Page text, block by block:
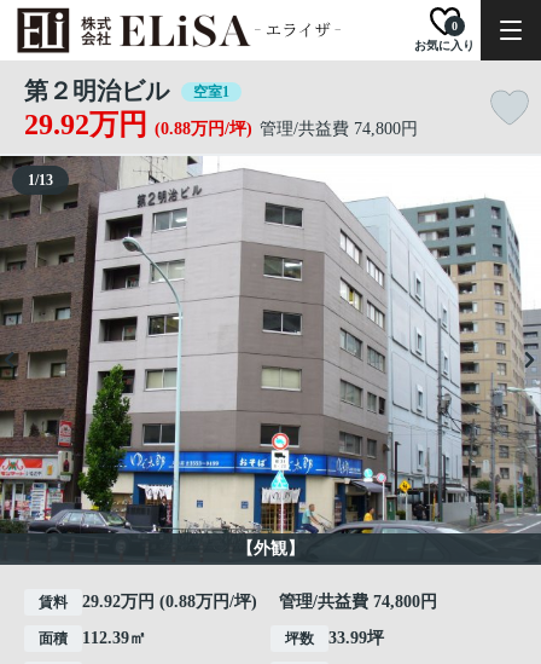
お気に入り
0
第２明治ビル 空室1
29.92万円 (0.88万円/坪) 管理/共益費 74,800円
【外観】
1/13
賃料 29.92万円 (0.88万円/坪) 管理/共益費 74,800円
面積 112.39㎡ 坪数 33.99坪